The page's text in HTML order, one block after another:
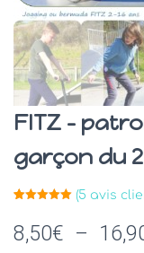
FITZ –
garçon du
basé sur
notations
(5 avis
8,50€ –